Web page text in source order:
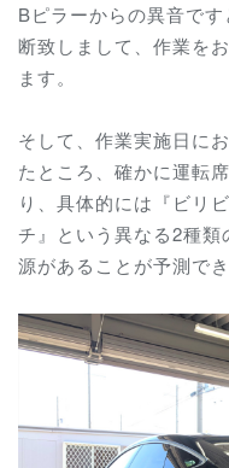
Bピラーからの異音で
断致しまして、作業を
ます。
そして、作業実施日に
たところ、確かに運転
り、具体的には『ビリ
チ』という異なる2種
源があることが予測でき